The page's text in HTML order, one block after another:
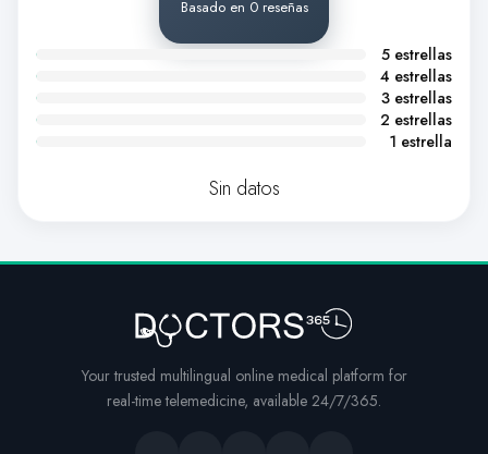
Basado en 0 reseñas
5 estrellas
4 estrellas
3 estrellas
2 estrellas
1 estrella
Sin datos
Your trusted multilingual online medical platform for
real-time telemedicine, available 24/7/365.